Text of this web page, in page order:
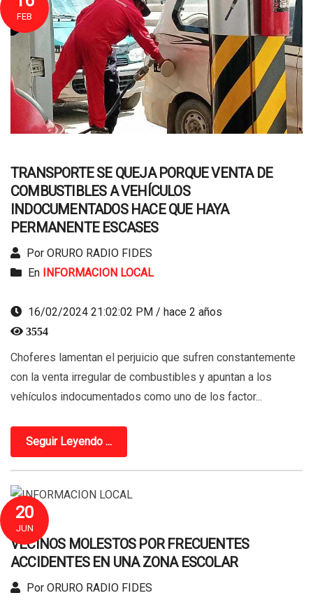
FEB
TRANSPORTE SE QUEJA PORQUE VENTA DE
COMBUSTIBLES A VEHÍCULOS
INDOCUMENTADOS HACE QUE HAYA
PERMANENTE ESCASES
Por ORURO RADIO FIDES
En
INFORMACION LOCAL
16/02/2024 21:02:02 PM / hace 2 años
3554
Choferes lamentan el perjuicio que sufren constantemente
con la venta irregular de combustibles y apuntan a los
vehículos indocumentados como uno de los factor...
Seguir Leyendo ...
20
JUN
VECINOS MOLESTOS POR FRECUENTES
ACCIDENTES EN UNA ZONA ESCOLAR
Por ORURO RADIO FIDES